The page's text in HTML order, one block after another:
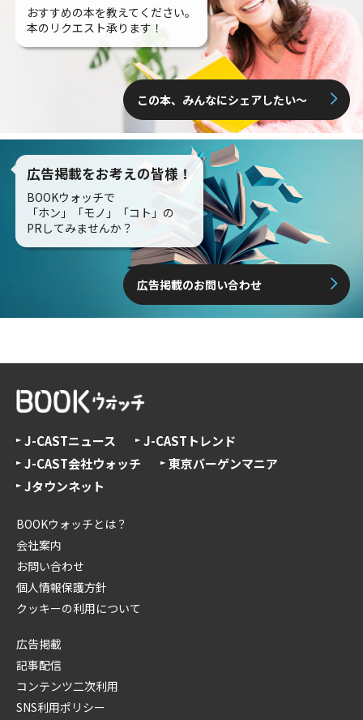
おすすめの本を教えてください。
本のリクエスト承ります！
この本、みんなにシェアしたい〜
広告掲載をお考えの皆様！
BOOKウォッチで
「ホン」「モノ」「コト」の
PRしてみませんか？
広告掲載のお問い合わせ
J-CASTニュース
J-CASTトレンド
J-CAST会社ウォッチ
東京バーゲンマニア
Jタウンネット
BOOKウォッチとは？
会社案内
お問い合わせ
個人情報保護方針
クッキーの利用について
広告掲載
記事配信
コンテンツ二次利用
SNS利用ポリシー